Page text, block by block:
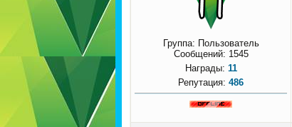
Группа: Пользователь
Сообщений: 1545
Награды: 11
Репутация: 486